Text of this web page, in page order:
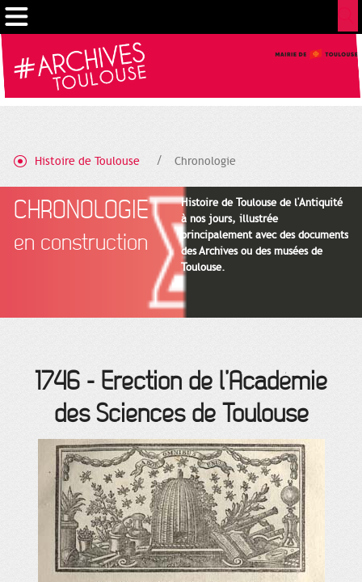
Histoire de Toulouse Chronologie
CHRONOLOGIE
en construction
Histoire de Toulouse de l'Antiquité
à nos jours, illustrée
principalement avec des documents
des Archives ou des musées de
Toulouse.
1746 - Erection de l’Académie
des Sciences de Toulouse
Gestion de vos préférences sur les cookies